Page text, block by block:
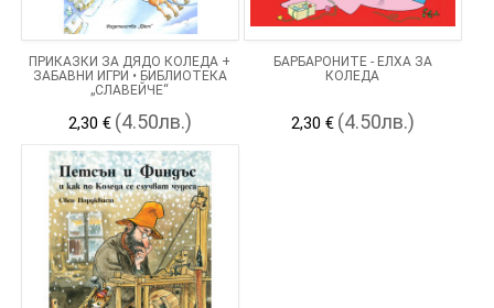
ПРИКАЗКИ ЗА ДЯДО КОЛЕДА +
ЗАБАВНИ ИГРИ • БИБЛИОТЕКА
„СЛАВЕЙЧЕ“
2,30 € (4.50лв.)
БАРБАРОНИТЕ - ЕЛХА ЗА
КОЛЕДА
2,30 € (4.50лв.)